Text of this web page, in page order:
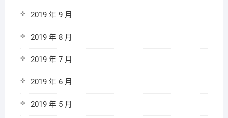
2019 年 9 月
2019 年 8 月
2019 年 7 月
2019 年 6 月
2019 年 5 月